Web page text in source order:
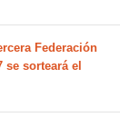
Federación
se sorteará el